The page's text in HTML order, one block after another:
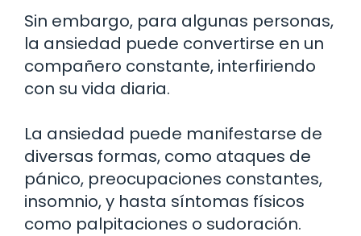
Sin embargo, para algunas personas,
la ansiedad puede convertirse en un
compañero constante, interfiriendo
con su vida diaria.
La ansiedad puede manifestarse de
diversas formas, como ataques de
pánico, preocupaciones constantes,
insomnio, y hasta síntomas físicos
como palpitaciones o sudoración.